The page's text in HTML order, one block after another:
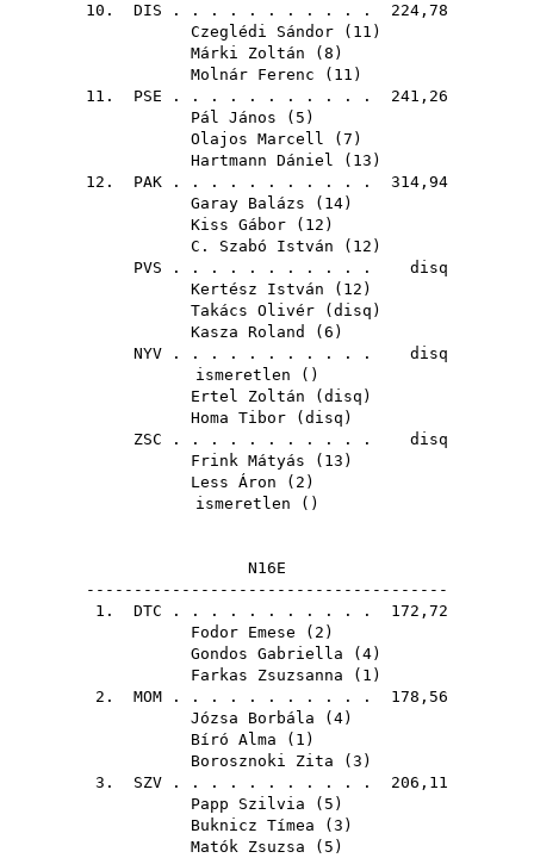
10. DIS . . . . . . . . . . . 224,78
Czeglédi Sándor ( 11 )
Márki Zoltán ( 8 )
Molnár Ferenc ( 11 )
11. PSE . . . . . . . . . . . 241,26
Pál János ( 5 )
Olajos Marcell ( 7 )
Hartmann Dániel ( 13 )
12. PAK . . . . . . . . . . . 314,94
Garay Balázs ( 14)
Kiss Gábor ( 12 )
C. Szabó István ( 12 )
PVS . . . . . . . . . . . disq
Kertész István ( 12 )
Takács Olivér ( disq )
Kasza Roland
( 6 )
NYV . . . . . . . . . . . disq
ismeretlen ()
Ertel Zoltán ( disq )
Homa Tibor ( disq )
ZSC . . . . . . . . . . . disq
Frink Mátyás ( 13 )
Less Áron ( 2 )
ismeretlen ()
N16E
--------------------------------------
1. DTC . . . . . . . . . . . 172,72
Fodor Emese ( 2 )
Gondos Gabriella ( 4)
Farkas Zsuzsanna ( 1 )
2. MOM . . . . . . . . . . . 178,56
Józsa Borbála ( 4)
Bíró Alma ( 1 )
Borosznoki Zita ( 3 )
3. SZV . . . . . . . . . . . 206,11
Papp Szilvia ( 5 )
Buknicz Tímea ( 3 )
Matók Zsuzsa ( 5 )